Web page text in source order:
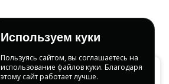
Используем куки
Пользуясь сайтом, вы соглашаетесь на
использование файлов куки. Благодаря
этому сайт работает лучше.